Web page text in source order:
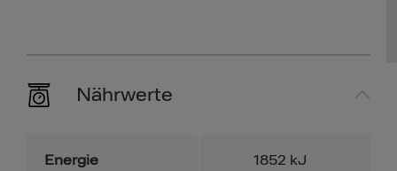
Nährwerte
Energie 1852 kJ